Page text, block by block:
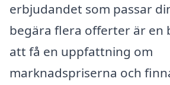
erbjudandet som passar
begära flera offerter är en
att få en uppfattning om
marknadspriserna och